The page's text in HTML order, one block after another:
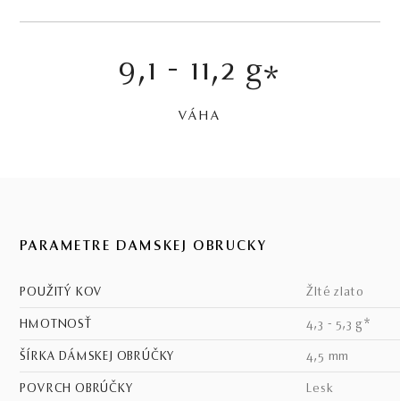
9,1 - 11,2 g*
VÁHA
PARAMETRE DÁMSKEJ OBRÚČKY
POUŽITÝ KOV žlté zlato
HMOTNOSŤ 4,3 - 5,3 g*
ŠÍRKA DÁMSKEJ OBRÚČKY 4,5 mm
POVRCH OBRÚČKY lesk